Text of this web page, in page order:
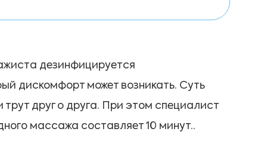
дезинфицируется
дискомфорт может возникать. Суть
друг о друга. При этом специалист
массажа составляет 10 минут..